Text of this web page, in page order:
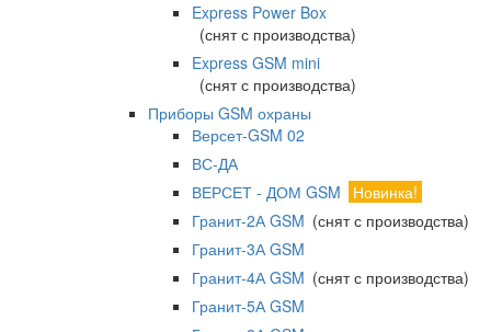
Express Power Box
(снят с производства)
Express GSM mini
(снят с производства)
Приборы GSM охраны
Версет-GSM 02
ВС-ДА
ВЕРСЕТ - ДОМ GSM
Новинка!
Гранит-2А GSM (снят с производства)
Гранит-3А GSM
Гранит-4А GSM (снят с производства)
Гранит-5А GSM